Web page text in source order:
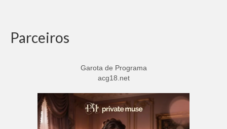
Parceiros
Garota de Programa
acg18.net